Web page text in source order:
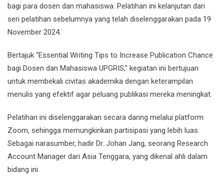
bagi para dosen dan mahasiswa. Pelatihan ini kelanjutan dari
seri pelatihan sebelumnya yang telah diselenggarakan pada 19
November 2024.
Bertajuk “Essential Writing Tips to Increase Publication Chance
bagi Dosen dan Mahasiswa UPGRIS,” kegiatan ini bertujuan
untuk membekali civitas akademika dengan keterampilan
menulis yang efektif agar peluang publikasi mereka meningkat.
Pelatihan ini diselenggarakan secara daring melalui platform
Zoom, sehingga memungkinkan partisipasi yang lebih luas.
Sebagai narasumber, hadir Dr. Johan Jang, seorang Research
Account Manager dari Asia Tenggara, yang dikenal ahli dalam
bidang ini.